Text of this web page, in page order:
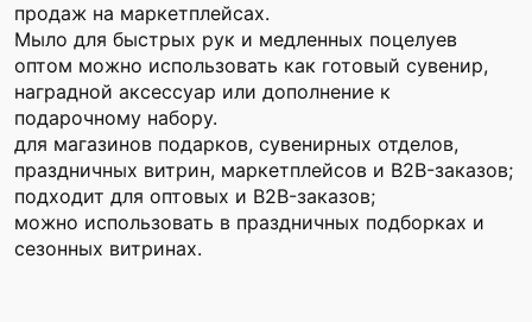
продаж на маркетплейсах.
Мыло для быстрых рук и медленных поцелуев
оптом можно использовать как готовый сувенир,
наградной аксессуар или дополнение к
подарочному набору.
для магазинов подарков, сувенирных отделов,
праздничных витрин, маркетплейсов и B2B-заказов;
подходит для оптовых и B2B-заказов;
можно использовать в праздничных подборках и
сезонных витринах.